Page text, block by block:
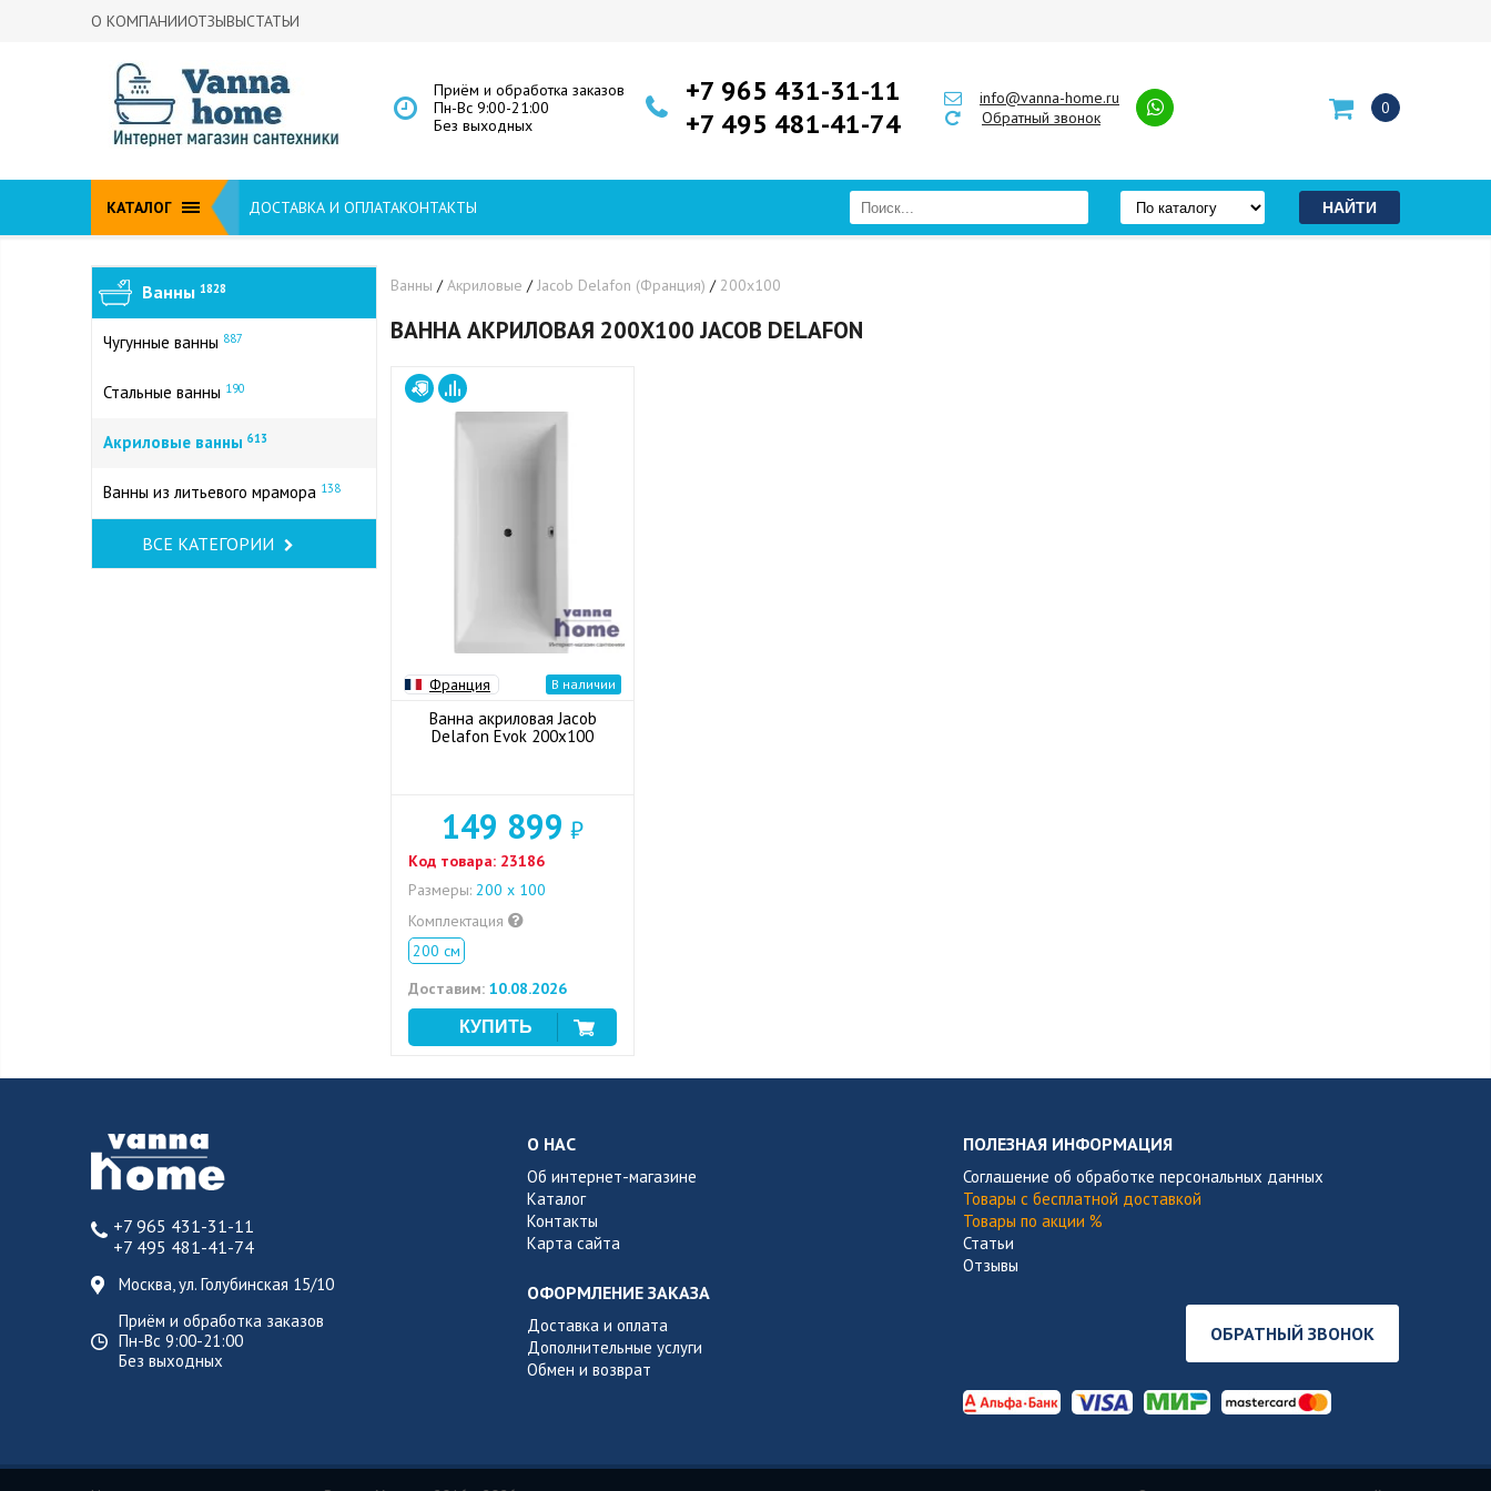
О КОМПАНИИОТЗЫВЫСТАТЬИ
Приём и обработка заказов
Пн-Вс 9:00-21:00
Без выходных
+7 965 431-31-11
+7 495 481-41-74
info@vanna-home.ru
Обратный звонок
0
КАТАЛОГ ДОСТАВКА И ОПЛАТАКОНТАКТЫ
Ванны 1828
Чугунные ванны 887
Стальные ванны 190
Акриловые ванны 613
Ванны из литьевого мрамора 138
ВСЕ КАТЕГОРИИ
Ванны /Акриловые /Jacob Delafon (Франция) / 200х100
ВАННА АКРИЛОВАЯ 200Х100 JACOB DELAFON
Франция В наличии
Ванна акриловая Jacob
Delafon Evok 200x100
149 899 ₽
Код товара: 23186
Размеры: 200 х 100
Комплектация
200 см
Доставим: 10.08.2026
+7 965 431-31-11
+7 495 481-41-74
Москва, ул. Голубинская 15/10
Приём и обработка заказов
Пн-Вс 9:00-21:00
Без выходных
О НАС
Об интернет-магазине
Каталог
Контакты
Карта сайта
ОФОРМЛЕНИЕ ЗАКАЗА
Доставка и оплата
Дополнительные услуги
Обмен и возврат
ПОЛЕЗНАЯ ИНФОРМАЦИЯ
Соглашение об обработке персональных данных
Товары с бесплатной доставкой
Товары по акции %
Статьи
Отзывы
ОБРАТНЫЙ ЗВОНОК